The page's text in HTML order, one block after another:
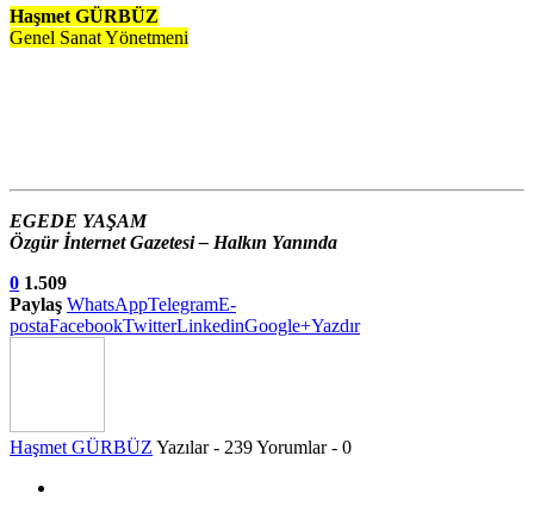
Haşmet GÜRBÜZ
Genel Sanat Yönetmeni
EGEDE YAŞAM
Özgür İnternet Gazetesi – Halkın Yanında
0 1.509
Paylaş WhatsAppTelegramE-
postaFacebookTwitterLinkedinGoogle+Yazdır
Haşmet GÜRBÜZ Yazılar - 239Yorumlar - 0